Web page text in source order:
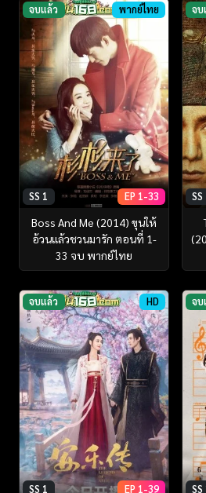
จบแล้ว พากย์ไทย
SS 1 EP 1-33
Boss And Me (2014) ขุนให้
อ้วนแล้วชวนมารัก ตอนที่ 1-
33 จบ พากย์ไทย
จบ
SS
จบแล้ว HD
SS 1 EP 1-39
จบ
SS